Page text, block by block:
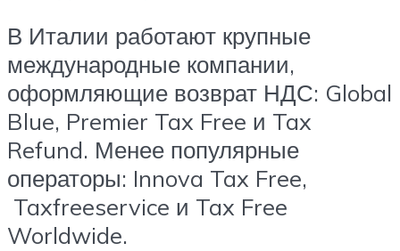
В Италии работают крупные
международные компании,
оформляющие возврат НДС: Global
Blue, Premier Tax Free и Tax
Refund. Менее популярные
операторы: Innova Tax Free,
Taxfreeservice и Tax Free
Worldwide.